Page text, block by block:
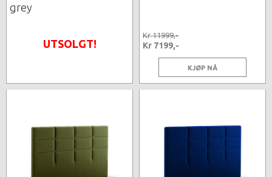
grey
UTSOLGT!
Kr 11999,-
Kr 7199,-
KJØP NÅ